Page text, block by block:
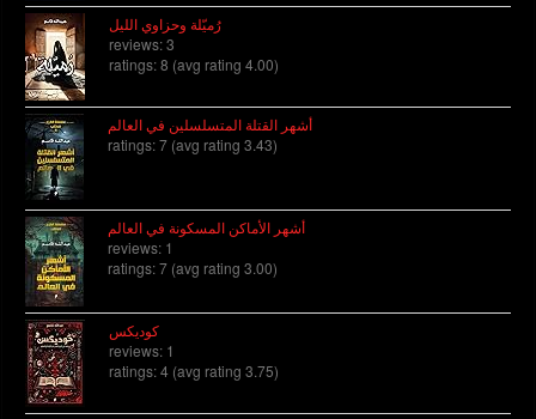
رُميّلة وحزاوي الليل
reviews: 3
ratings: 8 (avg rating 4.00)
أشهر القتلة المتسلسلين في العالم
ratings: 7 (avg rating 3.43)
أشهر الأماكن المسكونة في العالم
reviews: 1
ratings: 7 (avg rating 3.00)
كوديكس
reviews: 1
ratings: 4 (avg rating 3.75)